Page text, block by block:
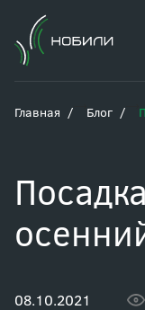
Главная Блог
08.10.2021